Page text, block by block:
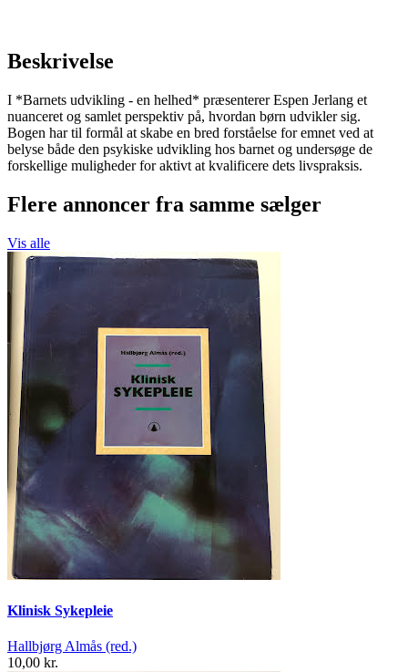
Beskrivelse
I *Barnets udvikling - en helhed* præsenterer Espen Jerlang et
nuanceret og samlet perspektiv på, hvordan børn udvikler sig.
Bogen har til formål at skabe en bred forståelse for emnet ved at
belyse både den psykiske udvikling hos barnet og undersøge de
forskellige muligheder for aktivt at kvalificere dets livspraksis.
Flere annoncer fra samme sælger
Vis alle
Klinisk Sykepleie
Hallbjørg Almås (red.)
10,00 kr.